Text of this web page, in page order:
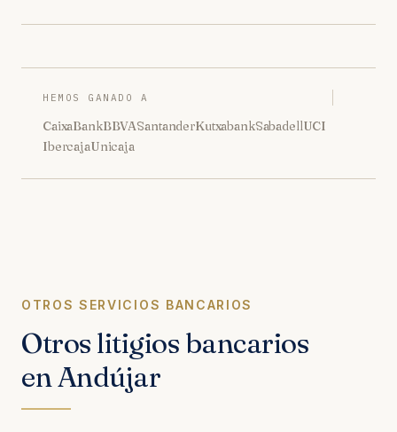
HEMOS GANADO A
CaixaBankBBVASantanderKutxabankSabadellUCI
IbercajaUnicaja
OTROS SERVICIOS BANCARIOS
Otros litigios bancarios
en Andújar